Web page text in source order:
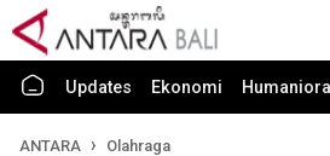
Updates Ekonomi Humaniora
ANTARA Olahraga